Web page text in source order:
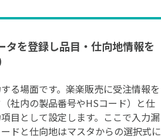
タを登録し品目・仕向地情報を
る場面です。楽楽販売に受注情報を
社内の製品番号やHSコード）と仕
目として設定します。ここで入力漏
ドと仕向地はマスタからの選択式に